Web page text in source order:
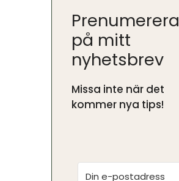
Prenumerera
på mitt
nyhetsbrev
Missa inte när det
kommer nya tips!